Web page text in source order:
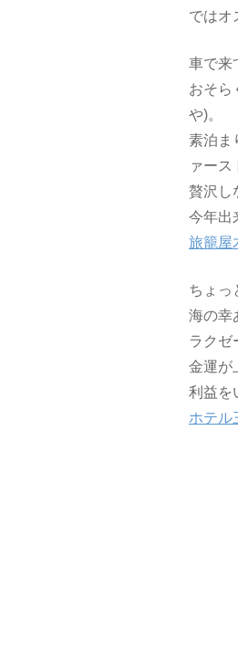
ではオ
車で来
おそら
や)。
素泊ま
ァース
贅沢し
今年出
旅籠屋
ちょっ
海の幸
ラクゼ
金運が
利益を
ホテル